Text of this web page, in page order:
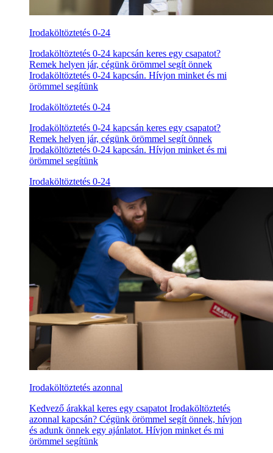
Irodaköltöztetés 0-24
Irodaköltöztetés 0-24 kapcsán keres egy csapatot?
Remek helyen jár, cégünk örömmel segít önnek
Irodaköltöztetés 0-24 kapcsán. Hívjon minket és mi
örömmel segítünk
Irodaköltöztetés 0-24
Irodaköltöztetés 0-24 kapcsán keres egy csapatot?
Remek helyen jár, cégünk örömmel segít önnek
Irodaköltöztetés 0-24 kapcsán. Hívjon minket és mi
örömmel segítünk
Irodaköltöztetés 0-24
Irodaköltöztetés azonnal
Kedvező árakkal keres egy csapatot Irodaköltöztetés
azonnal kapcsán? Cégünk örömmel segít önnek, hívjon
és adunk önnek egy ajánlatot. Hívjon minket és mi
örömmel segítünk